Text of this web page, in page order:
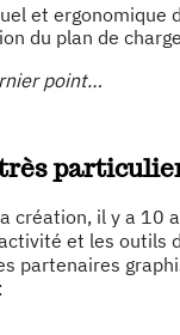
et
du plan de
point…
création, il y a 10
et les outils
partenaires